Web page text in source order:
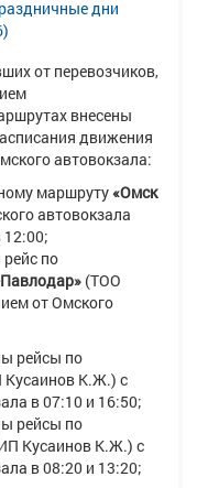
дни
от перевозчиков,
внесены
движения
автовокзала:
маршруту«Омск
автовокзала
12:00;
по
(ТОО
от Омского
рейсы по
Кусаинов К.Ж.) с
в07:10 и 16:50;
рейсы по
Кусаинов К.Ж.) с
в08:20 и 13:20;